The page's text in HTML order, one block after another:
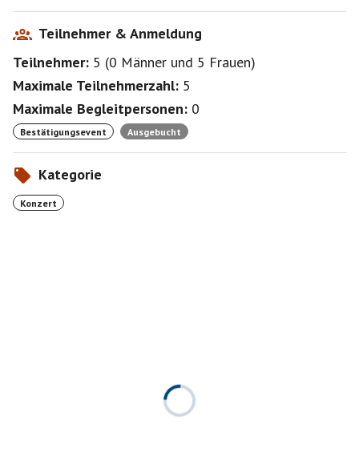
Teilnehmer & Anmeldung
Teilnehmer: 5 (0 Männer und 5 Frauen)
Maximale Teilnehmerzahl: 5
Maximale Begleitpersonen: 0
Bestätigungsevent Ausgebucht
Kategorie
Konzert